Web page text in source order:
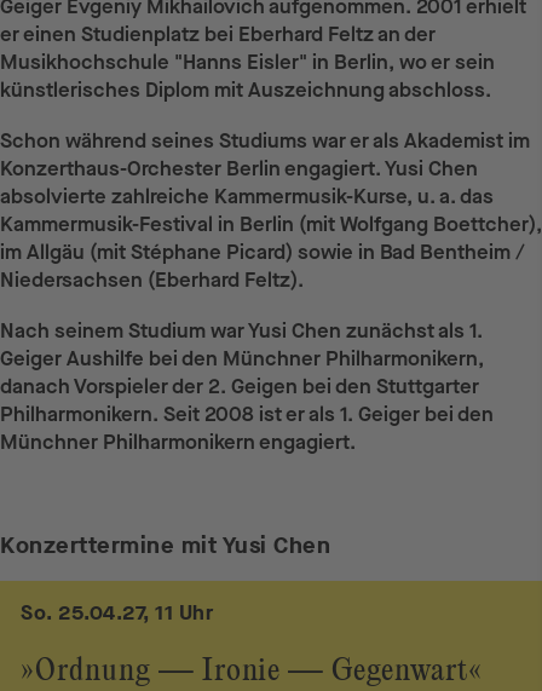
Geiger Evgeniy Mikhailovich aufgenommen. 2001 erhielt
er einen Studienplatz bei Eberhard Feltz an der
Musikhochschule "Hanns Eisler" in Berlin, wo er sein
künstlerisches Diplom mit Auszeichnung abschloss.
Schon während seines Studiums war er als Akademist im
Konzerthaus-Orchester Berlin engagiert. Yusi Chen
absolvierte zahlreiche Kammermusik-Kurse, u. a. das
Kammermusik-Festival in Berlin (mit Wolfgang Boettcher),
im Allgäu (mit Stéphane Picard) sowie in Bad Bentheim /
Niedersachsen (Eberhard Feltz).
Nach seinem Studium war Yusi Chen zunächst als 1.
Geiger Aushilfe bei den Münchner Philharmonikern,
danach Vorspieler der 2. Geigen bei den Stuttgarter
Philharmonikern. Seit 2008 ist er als 1. Geiger bei den
Münchner Philharmonikern engagiert.
Konzerttermine mit Yusi Chen
»Ordnung — Ironie — Gegenwart«
So. 25.04.27, 11 Uhr